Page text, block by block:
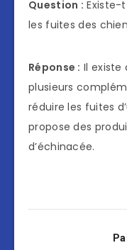
Question : Existe-
les fuites des
Réponse : Il existe
plusieurs
réduire les fuites
propose des
d’échinacée.